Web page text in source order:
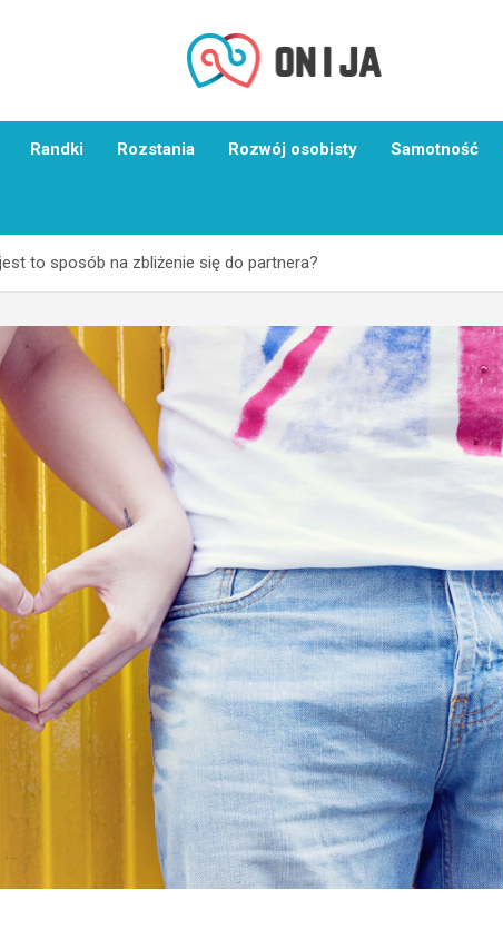
Randki Rozstania Rozwój osobisty Samotność
to sposób na zbliżenie się do partnera?